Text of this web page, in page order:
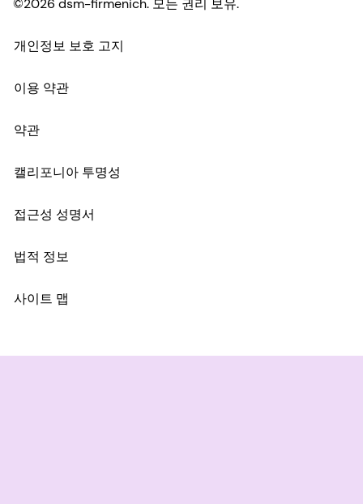
©2026 dsm-firmenich. 모든 권리 보유.
개인정보 보호 고지
이용 약관
약관
캘리포니아 투명성
접근성 성명서
법적 정보
사이트 맵